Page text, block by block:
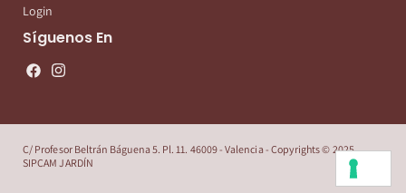
Login
Síguenos En
C/ Profesor Beltrán Báguena 5. Pl. 11. 46009 - Valencia - Copyrights © 2025
SIPCAM JARDÍN